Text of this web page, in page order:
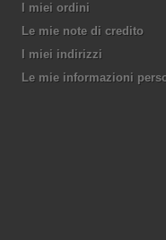
I miei ordini
Le mie note di credito
I miei indirizzi
Le mie informazioni